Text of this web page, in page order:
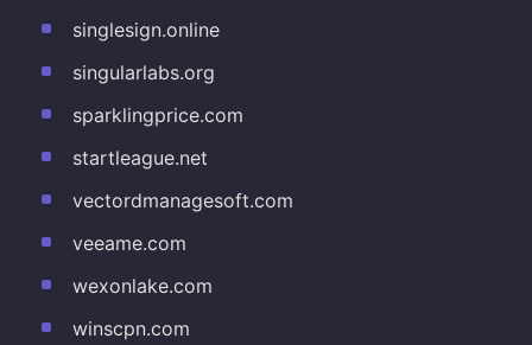
singlesign.online
singularlabs.org
sparklingprice.com
startleague.net
vectordmanagesoft.com
veeame.com
wexonlake.com
winscpn.com